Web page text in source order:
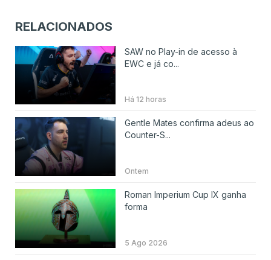
RELACIONADOS
SAW no Play-in de acesso à
EWC e já co...
Há 12 horas
Gentle Mates confirma adeus ao
Counter-S...
Ontem
Roman Imperium Cup IX ganha
forma
5 Ago 2026